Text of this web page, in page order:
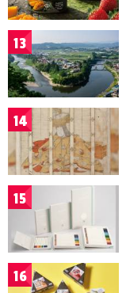
13
14
15
16